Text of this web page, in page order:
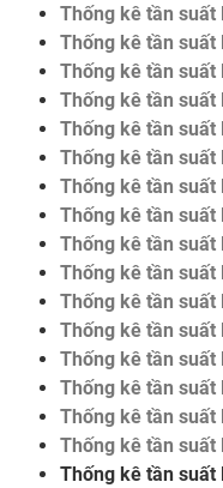
Thống kê tần suất
Thống kê tần suất
Thống kê tần suất
Thống kê tần suất
Thống kê tần suất
Thống kê tần suất
Thống kê tần suất
Thống kê tần suất
Thống kê tần suất
Thống kê tần suất
Thống kê tần suất
Thống kê tần suất
Thống kê tần suất
Thống kê tần suất
Thống kê tần suất
Thống kê tần suất
Thống kê tần suất